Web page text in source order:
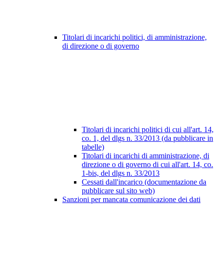
Titolari di incarichi politici, di amministrazione,
di direzione o di governo
Titolari di incarichi politici di cui all'art. 14,
co. 1, del dlgs n. 33/2013 (da pubblicare in
tabelle)
Titolari di incarichi di amministrazione, di
direzione o di governo di cui all'art. 14, co.
1-bis, del dlgs n. 33/2013
Cessati dall'incarico (documentazione da
pubblicare sul sito web)
Sanzioni per mancata comunicazione dei dati